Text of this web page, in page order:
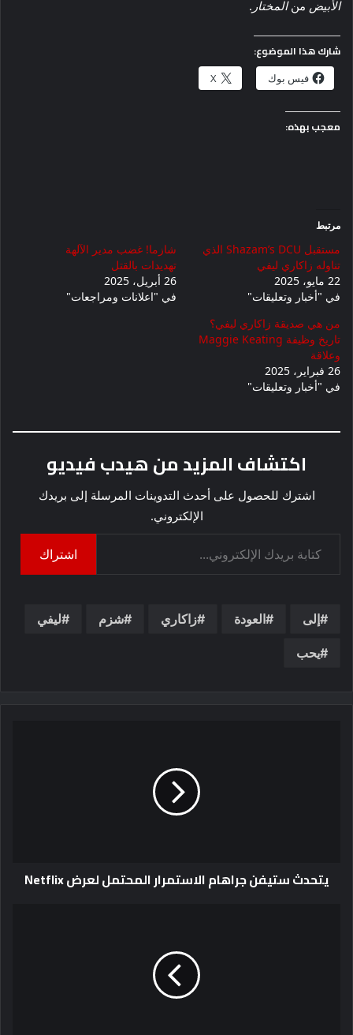
الأبيض منالمختار .
شارك هذا الموضوع:
فيس بوك X
معجب بهذه:
مرتبط
مستقبل Shazam’s DCU الذي
تناوله زاكاري ليفي
22 مايو، 2025
في "أخبار وتعليقات"
شازما! غضب مدير الآلهة
تهديدات بالقتل
26 أبريل، 2025
في "اعلانات ومراجعات"
من هي صديقة زاكاري ليفي؟
تاريخ وظيفة Maggie Keating
وعلاقة
26 فبراير، 2025
في "أخبار وتعليقات"
اكتشاف المزيد من هيدب فيديو
اشترك للحصول على أحدث التدوينات المرسلة إلى بريدك
الإلكتروني.
اشتراك
إلى العودة زاكاري شزم ليفي
يحب
يتحدث ستيفن جراهام الاستمرار المحتمل لعرض Netflix